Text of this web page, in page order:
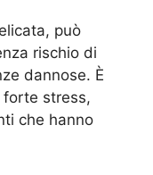
può
rischio di
dannose. È
stress,
che hanno